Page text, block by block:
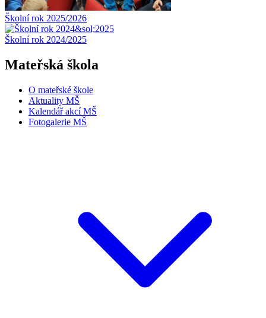
Školní rok 2025/2026
Školní rok 2024/2025
Mateřská škola
O mateřské škole
Aktuality MŠ
Kalendář akcí MŠ
Fotogalerie MŠ